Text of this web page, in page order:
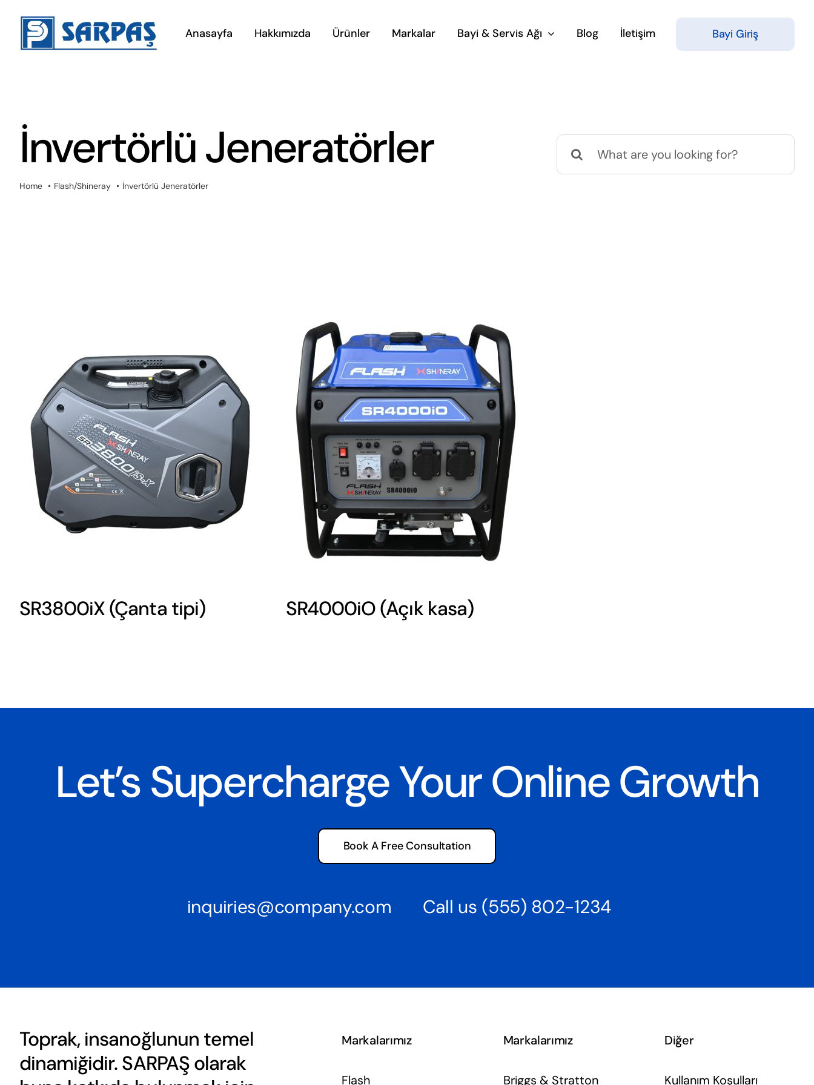
content
Anasayfa Hakkımızda Ürünler Markalar Bayi & Servis Ağı Blog İletişim Bayi Giriş
İnvertörlü Jeneratörler
Home Flash/Shineray İnvertörlü Jeneratörler
Search
for:
SR3800iX (Çanta tipi) SR4000iO (Açık kasa)
Let’s Supercharge Your Online Growth
Book A Free Consultation
inquiries@company.com Call us (555) 802-1234
Toprak, insanoğlunun temel
dinamiğidir. SARPAŞ olarak
Markalarımız
Flash
Markalarımız
Briggs & Stratton
Diğer
Kullanım Koşulları